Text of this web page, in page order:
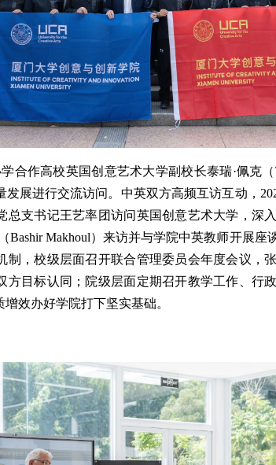
合作高校英国创意艺术大学副校长泰瑞·佩克
展进行交流访问。中英双方高频互访互动，
总支书记王艺率团访问英国创意艺术大学，深
Bashir Makhoul）来访并与学院中英教师开展座
制，校级层面召开联合管理委员会年度会议，
方目标认同；院级层面定期召开教学工作、行
效办好学院打下坚实基础。